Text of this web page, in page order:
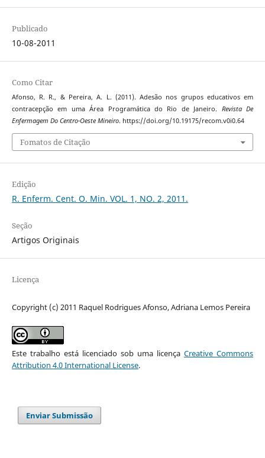
Publicado
10-08-2011
Como Citar
Afonso, R. R., & Pereira, A. L. (2011). Adesão nos grupos educativos em
contracepção em uma Área Programática do Rio de Janeiro. Revista De
Enfermagem Do Centro-Oeste Mineiro. https://doi.org/10.19175/recom.v0i0.64
Fomatos de Citação
Edição
R. Enferm. Cent. O. Min. VOL. 1, NO. 2, 2011.
Seção
Artigos Originais
Licença
Copyright (c) 2011 Raquel Rodrigues Afonso, Adriana Lemos Pereira
Este trabalho está licenciado sob uma licençaCreative Commons
Attribution 4.0 International License.
Enviar Submissão